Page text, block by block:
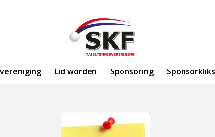
Lid worden Sponsoring Sponsorkliks